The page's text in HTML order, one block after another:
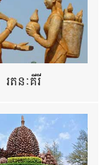
រតនៈគីរី